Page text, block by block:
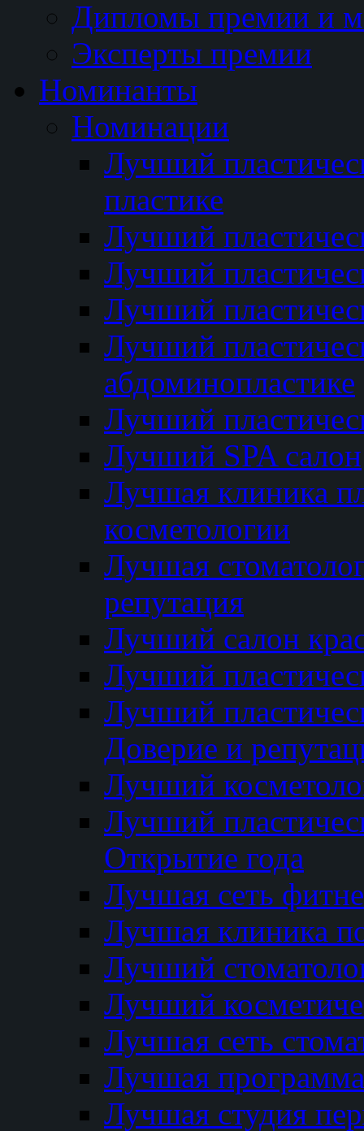
Дипломы премии и
Эксперты премии
Номинанты
Номинации
Лучший
пластике
Лучший
Лучший
Лучший
Лучший
абдоминопластике
Лучший
Лучший SPA салон
Лучшая клиника
косметологии
Лучшая
репутация
Лучший салон
Лучший
Лучший
Доверие и
Лучший
Лучший
Открытие года
Лучшая сеть
Лучшая клиника
Лучший
Лучший
Лучшая сеть
Лучшая программа
Лучшая студия